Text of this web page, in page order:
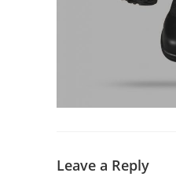
Leave a Reply